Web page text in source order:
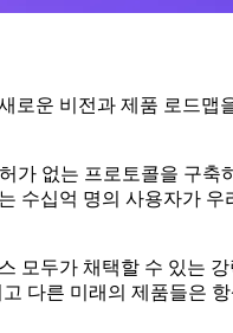
로운 비전과 제품 로드
가 없는 프로토콜을 구
수십억 명의 사용자가
모두가 채택할 수 있는
다른 미래의 제품들은